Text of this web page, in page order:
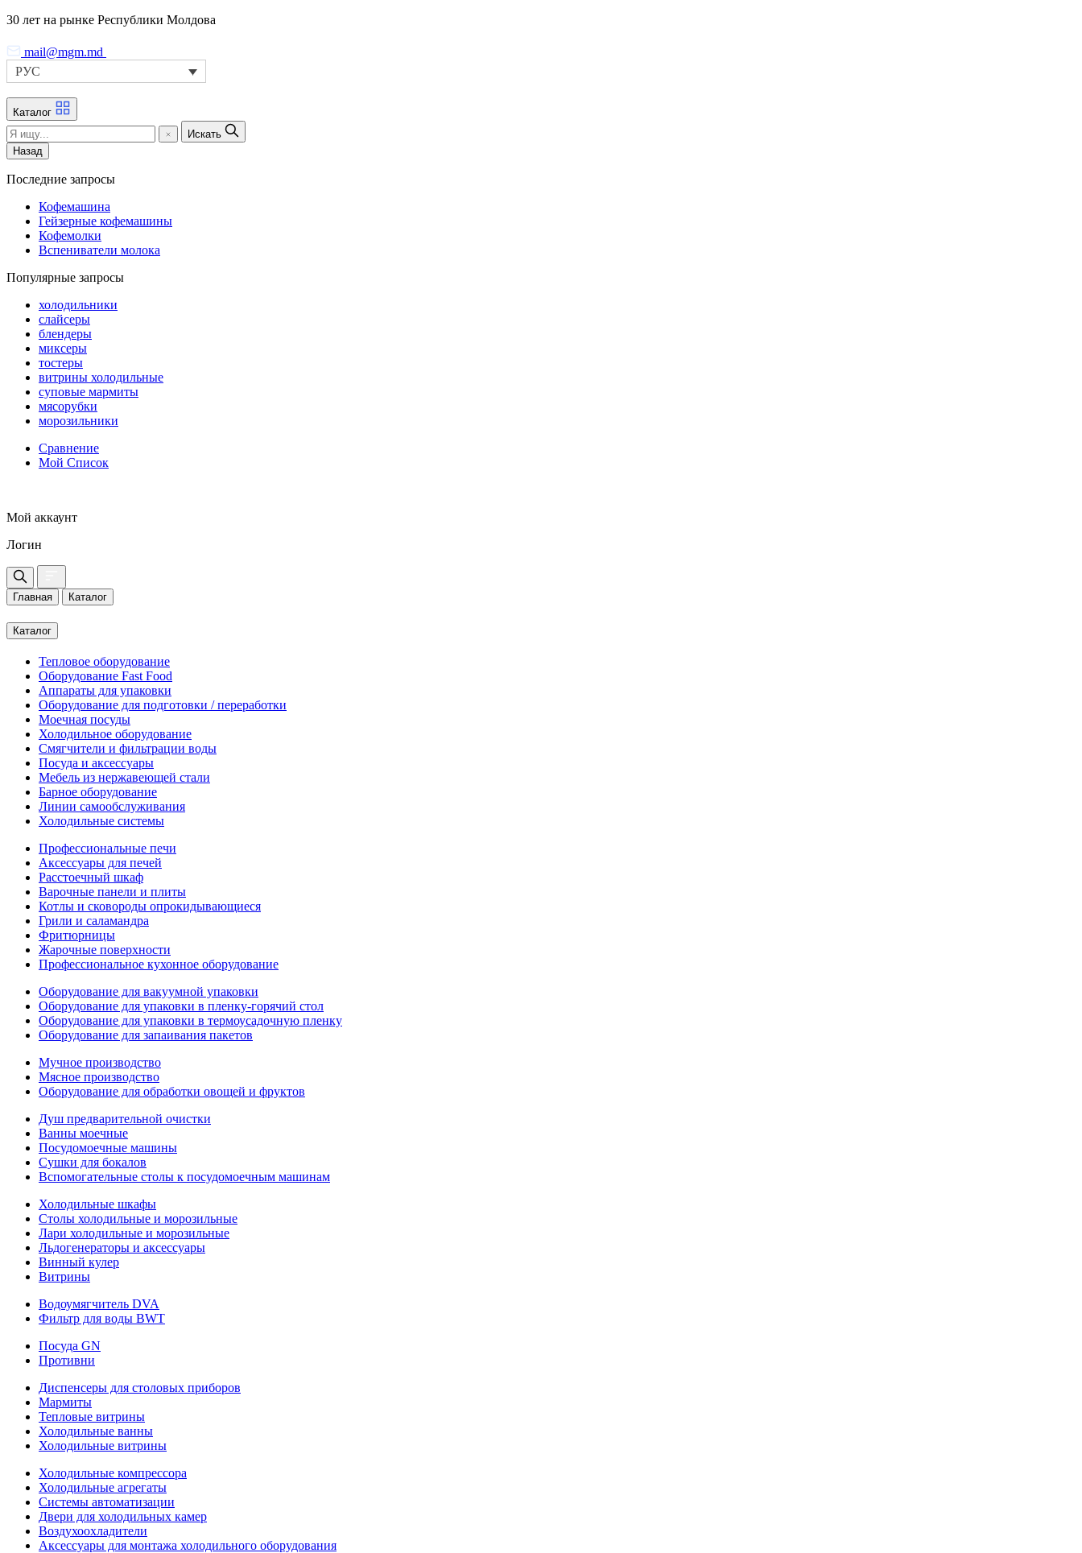
Skip
the
content
30 лет на рынке Республики Молдова
mail@mgm.md
РУС
Каталог
Искать
Назад
Последние запросы
Кофемашина
Гейзерные кофемашины
Кофемолки
Вспениватели молока
Популярные запросы
холодильники
слайсеры
блендеры
миксеры
тостеры
витрины холодильные
суповые мармиты
мясорубки
морозильники
Сравнение
Мой Список
Мой аккаунт
Логин
Главная Каталог
Каталог
Тепловое оборудование
Оборудование Fast Food
Аппараты для упаковки
Оборудование для подготовки / переработки
Моечная посуды
Холодильное оборудование
Смягчители и фильтрации воды
Посуда и аксессуары
Мебель из нержавеющей стали
Барное оборудование
Линии самообслуживания
Холодильные системы
Профессиональные печи
Аксессуары для печей
Расстоечный шкаф
Варочные панели и плиты
Котлы и сковороды опрокидывающиеся
Грили и саламандра
Фритюрницы
Жарочные поверхности
Профессиональное кухонное оборудование
Оборудование для вакуумной упаковки
Оборудование для упаковки в пленку-горячий стол
Оборудование для упаковки в термоусадочную пленку
Оборудование для запаивания пакетов
Мучное производство
Мясное производство
Оборудование для обработки овощей и фруктов
Душ предварительной очистки
Ванны моечные
Посудомоечные машины
Сушки для бокалов
Вспомогательные столы к посудомоечным машинам
Холодильные шкафы
Столы холодильные и морозильные
Лари холодильные и морозильные
Льдогенераторы и аксессуары
Винный кулер
Витрины
Водоумягчитель DVA
Фильтр для воды BWT
Посуда GN
Противни
Диспенсеры для столовых приборов
Мармиты
Тепловые витрины
Холодильные ванны
Холодильные витрины
Холодильные компрессора
Холодильные агрегаты
Системы автоматизации
Двери для холодильных камер
Воздухоохладители
Аксессуары для монтажа холодильного оборудования